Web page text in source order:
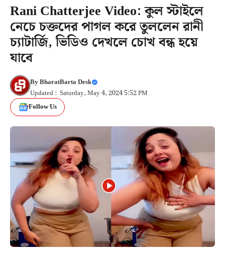
Rani Chatterjee Video: কুল স্টাইলে
নেচে চক্তদের পাগল করে তুললেন রানী
চ্যাটার্জি, ভিডিও দেখলে চোখ বন্ধ হয়ে
যাবে
ByBharatBarta Desk
Updated : Saturday, May 4, 2024 5:52 PM
Follow Us